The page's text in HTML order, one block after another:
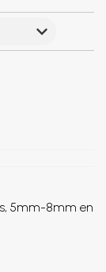
5mm-8mm en